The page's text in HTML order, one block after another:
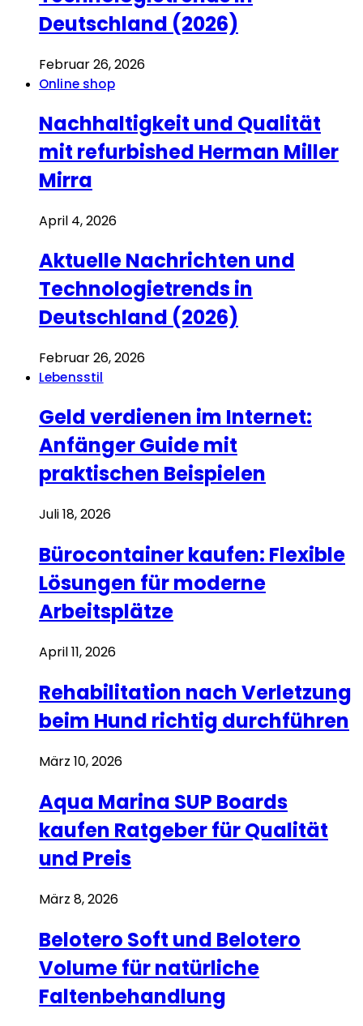
Deutschland (2026)
Februar 26, 2026
Online shop
Nachhaltigkeit und Qualität
mit refurbished Herman Miller
Mirra
April 4, 2026
Aktuelle Nachrichten und
Technologietrends in
Deutschland (2026)
Februar 26, 2026
Lebensstil
Geld verdienen im Internet:
Anfänger Guide mit
praktischen Beispielen
Juli 18, 2026
Bürocontainer kaufen: Flexible
Lösungen für moderne
Arbeitsplätze
April 11, 2026
Rehabilitation nach Verletzung
beim Hund richtig durchführen
März 10, 2026
Aqua Marina SUP Boards
kaufen Ratgeber für Qualität
und Preis
März 8, 2026
Belotero Soft und Belotero
Volume für natürliche
Faltenbehandlung